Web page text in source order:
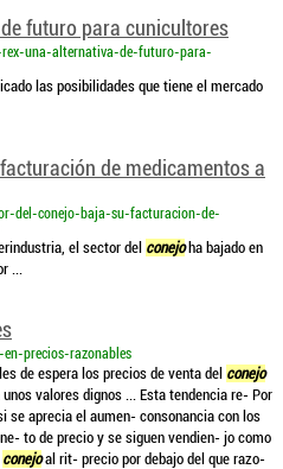
futuro para cunicultores
una-alternativa-de-futuro-para-
las posibilidades que tiene el mercado
de medicamentos a
del-conejo-baja-su-facturacion-de-
el sector del conejoha bajado en
...
precios-razonables
de espera los precios de venta del conejo
valores dignos ... Esta tendencia re- Por
aprecia el aumen- consonancia con los
to de precio y se siguen vendien- jo como
conejoal rit- precio por debajo del que razo-